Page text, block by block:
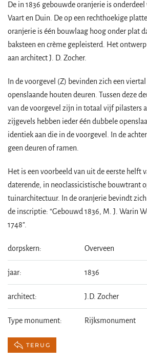
De in 1836 gebouwde oranjerie is
Vaart en Duin. De op een rechthoekige
oranjerie is één bouwlaag hoog onder plat
baksteen en crème gepleisterd. Het
aan architect J. D. Zocher.
In de voorgevel (Z) bevinden zich een
openslaande houten deuren. Tussen deze
van de voorgevel zijn in totaal vijf pilasters
zijgevels hebben ieder één dubbele
identiek aan die in de voorgevel. In de
geen deuren of ramen.
Het is een voorbeeld van uit de eerste helft
daterende, in neoclassicistische bouwtrant
tuinarchitectuur. In de oranjerie bevindt
de inscriptie: “Gebouwd 1836, M. J. Warin
1748”.
dorpskern: Overveen
jaar: 1836
architect: J.D. Zocher
Type monument: Rijksmonument
TERUG